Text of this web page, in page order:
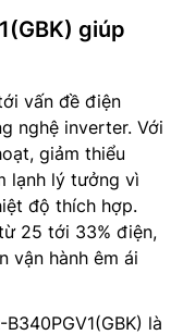
giúp
vấn đề điện
nghệ inverter. Với
giảm thiểu
lạnh lý tưởng vì
độ thích hợp.
25 tới 33% điện,
vận hành êm ái
B340PGV1(GBK) là